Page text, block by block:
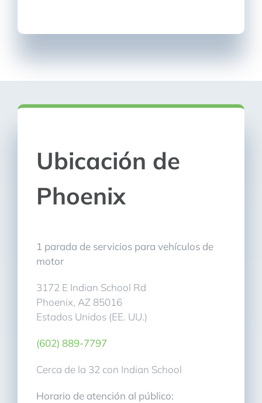
Ubicación de
Phoenix
1 parada de servicios para vehículos de
motor
3172 E Indian School Rd
Phoenix, AZ 85016
Estados Unidos (EE. UU.)
(602) 889-7797
Cerca de la 32 con Indian School
Horario de atención al público: